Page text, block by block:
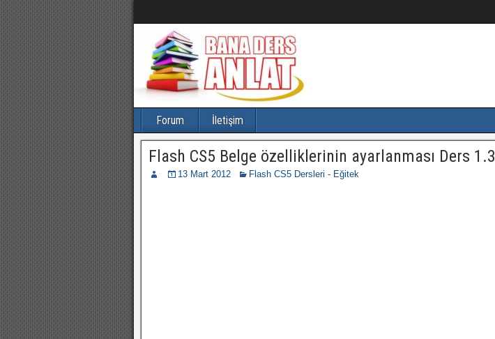
Forum İletişim
Flash CS5 Belge özelliklerinin ayarlanması Ders 1.3
13 Mart 2012 Flash CS5 Dersleri - Eğitek